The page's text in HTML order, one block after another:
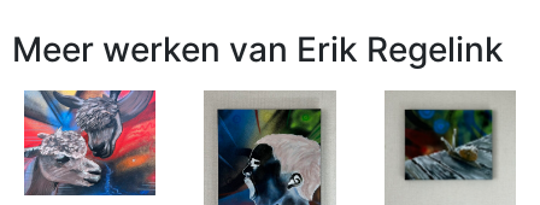
Meer werken van Erik Regelink